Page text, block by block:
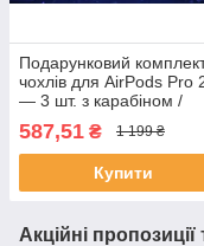
Подарунковий
чохлів для AirPods Pro
— 3 шт. з карабіном /
587,51 ₴ 1 199 ₴
Купити
Акційні